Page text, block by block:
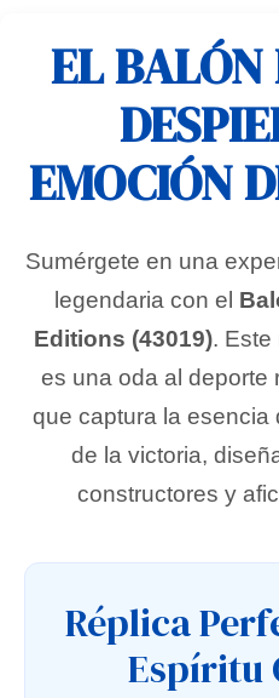
EL BALÓN
EMOCIÓN
Sumérgete en una
legendaria con el
Editions (43019). Este
es una oda al deporte
que captura la esencia
de la victoria,
constructores y
Réplica
Espíritu